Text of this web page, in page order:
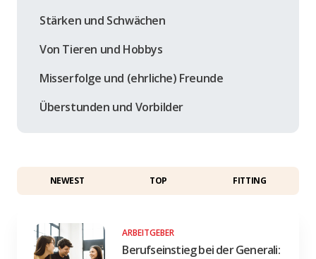
Stärken und Schwächen
Von Tieren und Hobbys
Misserfolge und (ehrliche) Freunde
Überstunden und Vorbilder
NEWEST TOP FITTING
ARBEITGEBER
Berufseinstieg bei der Generali: